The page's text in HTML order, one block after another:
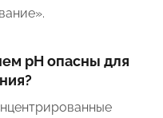
pH опасны для